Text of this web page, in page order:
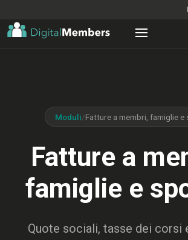
Moduli/Fatture a membri, famiglie e
Fatture a
famiglie e
Quote sociali, tasse dei corsi